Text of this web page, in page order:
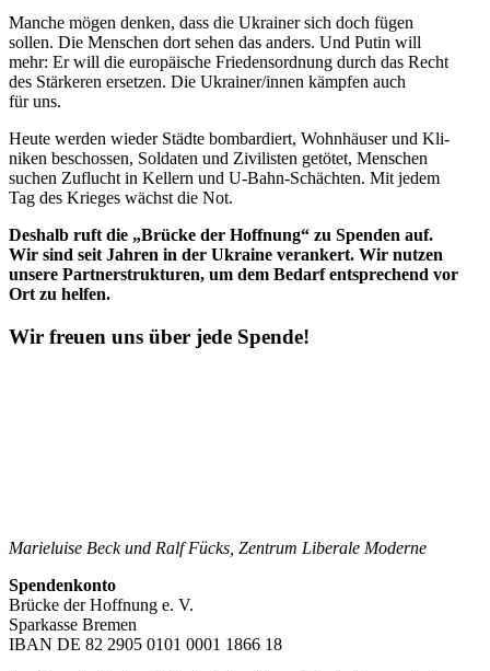
Manche mögen denken, dass die Ukrai­ner sich doch fügen
sollen. Die Men­schen dort sehen das anders. Und Putin will
mehr: Er will die euro­päi­sche Frie­dens­ord­nung durch das Recht
des Stär­ke­ren erset­zen. Die Ukrainer/​innen kämpfen auch
für uns.
Heute werden wieder Städte bom­bar­diert, Wohn­häu­ser und Kli­
ni­ken beschos­sen, Sol­da­ten und Zivi­lis­ten getötet, Men­schen
suchen Zuflucht in Kellern und U‑Bahn-Schäch­ten. Mit jedem
Tag des Krieges wächst die Not.
Deshalb ruft die „Brücke der Hoff­nung“ zu Spenden auf.
Wir sind seit Jahren in der Ukraine ver­an­kert. Wir nutzen
unsere Part­ner­struk­tu­ren, um dem Bedarf ent­spre­chend vor
Ort zu helfen.
Wir freuen uns über jede Spende!
Marie­luise Beck und Ralf Fücks, Zentrum Libe­rale Moderne
Spen­den­konto
Brücke der Hoff­nung e. V.
Spar­kasse Bremen
IBAN DE 82 2905 0101 0001 1866 18